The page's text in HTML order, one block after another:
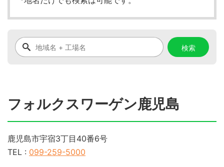
フォルクスワーゲン鹿児島
鹿児島市宇宿3丁目40番6号
TEL : 099-259-5000